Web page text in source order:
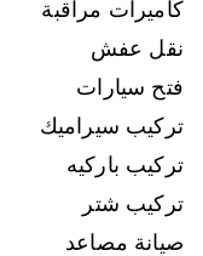
كاميرات مراقبة
نقل عفش
فتح سيارات
تركيب سيراميك
تركيب باركيه
تركيب شتر
صيانة مصاعد